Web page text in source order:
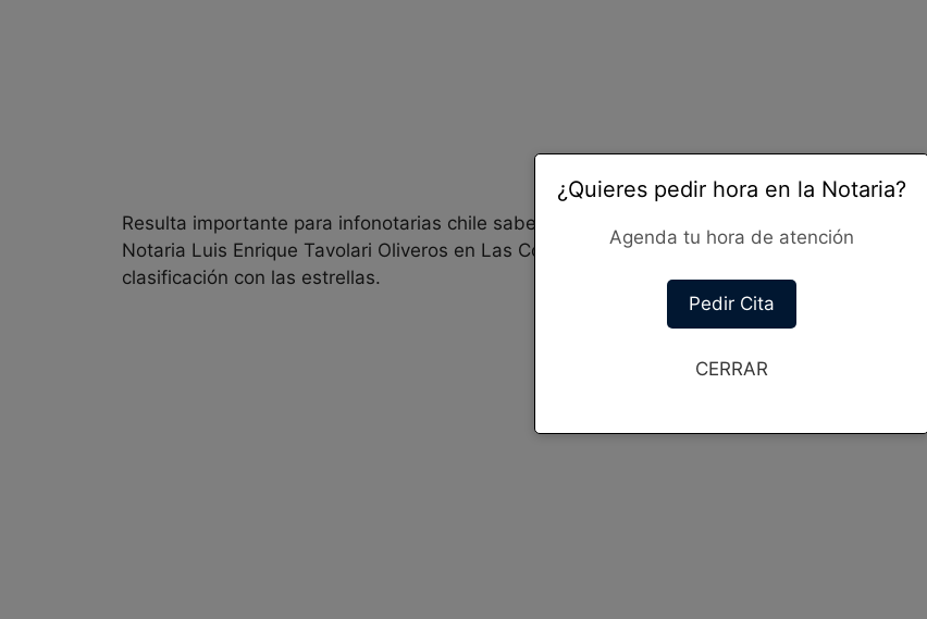
Resulta importante para infonotarias chile saber la valoración y opinión de cada uno de
Notaria Luis Enrique Tavolari Oliveros en Las Condes. Agradecemos mucho tu
clasificación con las estrellas.
¿Quieres pedir hora en la Notaria?
Agenda tu hora de atención
Pedir Cita
CERRAR